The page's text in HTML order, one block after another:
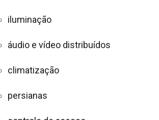
iluminação
áudio e vídeo distribuídos
climatização
persianas